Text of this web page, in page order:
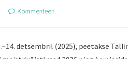
Kommenteeri
detsembril (2025), peetakse